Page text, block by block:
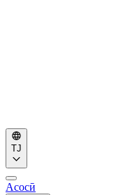
TJ
Асосӣ